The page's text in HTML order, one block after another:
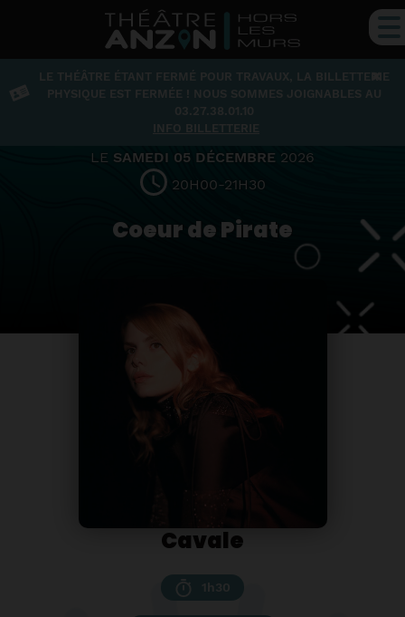
×
LE THÉÂTRE ÉTANT FERMÉ POUR TRAVAUX, LA BILLETTERIE
PHYSIQUE EST FERMÉE ! NOUS SOMMES JOIGNABLES AU
03.27.38.01.10
INFO BILLETTERIE
Musique
LE SAMEDI 05 DÉCEMBRE 2026
20H00-21H30
Coeur de Pirate
Cavale
1h30